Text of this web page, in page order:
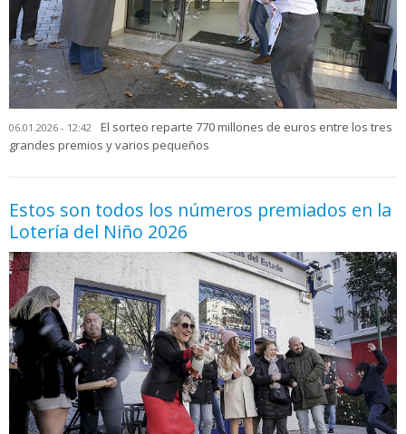
06.01.2026 - 12:42
El sorteo reparte 770 millones de euros entre los tres
grandes premios y varios pequeños
Estos son todos los números premiados en la
Lotería del Niño 2026